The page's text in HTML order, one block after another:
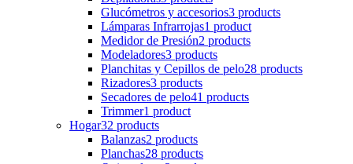
Glucómetros y accesorios3 products
Lámparas Infrarrojas1 product
Medidor de Presión2 products
Modeladores3 products
Planchitas y Cepillos de pelo28 products
Rizadores3 products
Secadores de pelo41 products
Trimmer1 product
Hogar32 products
Balanzas2 products
Planchas28 products